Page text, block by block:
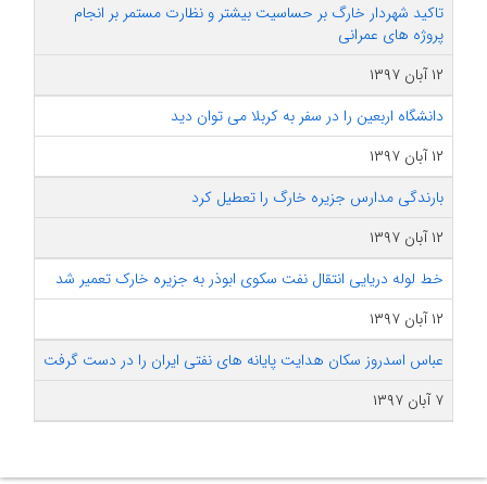
تاکید شهردار خارگ بر حساسیت بیشتر و نظارت مستمر بر انجام
پروژه های عمرانی
۱۲ آبان ۱۳۹۷
دانشگاه اربعین را در سفر به کربلا می توان دید
۱۲ آبان ۱۳۹۷
بارندگی مدارس جزیره خارگ را تعطیل کرد
۱۲ آبان ۱۳۹۷
خط لوله دریایی انتقال نفت سکوی ابوذر به جزیره خارک تعمیر شد
۱۲ آبان ۱۳۹۷
عباس اسدروز سکان هدایت پایانه های نفتی ایران را در دست گرفت
۷ آبان ۱۳۹۷